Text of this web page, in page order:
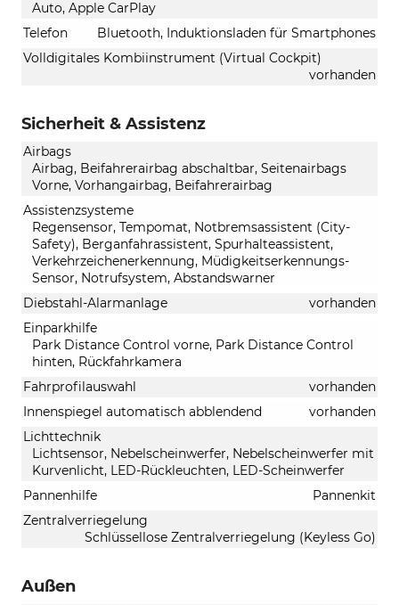
Auto, Apple CarPlay
Telefon
Bluetooth, Induktionsladen für Smartphones
Volldigitales Kombiinstrument (Virtual Cockpit)
vorhanden
Sicherheit & Assistenz
Airbags
Airbag, Beifahrerairbag abschaltbar, Seitenairbags
Vorne, Vorhangairbag, Beifahrerairbag
Assistenzsysteme
Regensensor, Tempomat, Notbremsassistent (City-
Safety), Berganfahrassistent, Spurhalteassistent,
Verkehrzeichenerkennung, Müdigkeitserkennungs-
Sensor, Notrufsystem, Abstandswarner
Diebstahl-Alarmanlage
vorhanden
Einparkhilfe
Park Distance Control vorne, Park Distance Control
hinten, Rückfahrkamera
Fahrprofilauswahl
vorhanden
Innenspiegel automatisch abblendend
vorhanden
Lichttechnik
Lichtsensor, Nebelscheinwerfer, Nebelscheinwerfer mit
Kurvenlicht, LED-Rückleuchten, LED-Scheinwerfer
Pannenhilfe
Pannenkit
Zentralverriegelung
Schlüssellose Zentralverriegelung (Keyless Go)
Außen